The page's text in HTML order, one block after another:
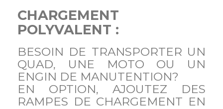
CHARGEMENT
POLYVALENT :
BESOIN DE TRANSPORTER UN
QUAD, UNE MOTO OU UN
ENGIN DE MANUTENTION?
EN OPTION, AJOUTEZ DES
RAMPES DE CHARGEMENT EN